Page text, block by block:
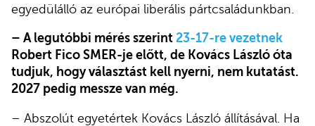
egyedülálló az európai liberális pártcsaládunkban.
– A legutóbbi mérés szerint 23-17-re vezetnek
Robert Fico SMER-je előtt, de Kovács László óta
tudjuk, hogy választást kell nyerni, nem kutatást.
2027 pedig messze van még.
– Abszolút egyetértek Kovács László állításával. Ha